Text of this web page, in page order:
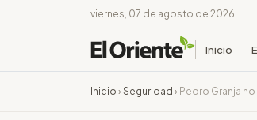
viernes, 07 de agosto de 2026
Inicio
Inicio › Seguridad › Pedro Granja